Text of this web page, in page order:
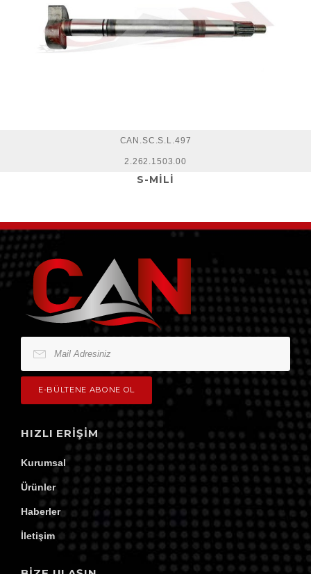
CAN.SC.S.L.497
2.262.1503.00
S-MİLİ
HIZLI ERIŞIM
Kurumsal
Ürünler
Haberler
İletişim